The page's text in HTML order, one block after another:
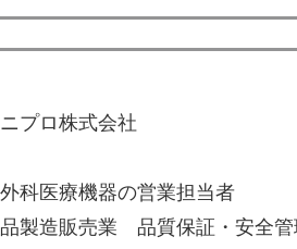
ニプロ株式会社
外科医療機器の営業担当者
品製造販売業 品質保証・安全